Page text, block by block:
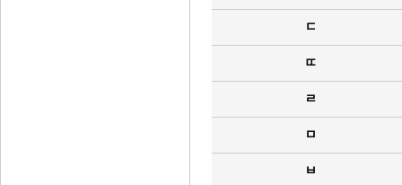
ㄷ
ㄸ
ㄹ
ㅁ
ㅂ